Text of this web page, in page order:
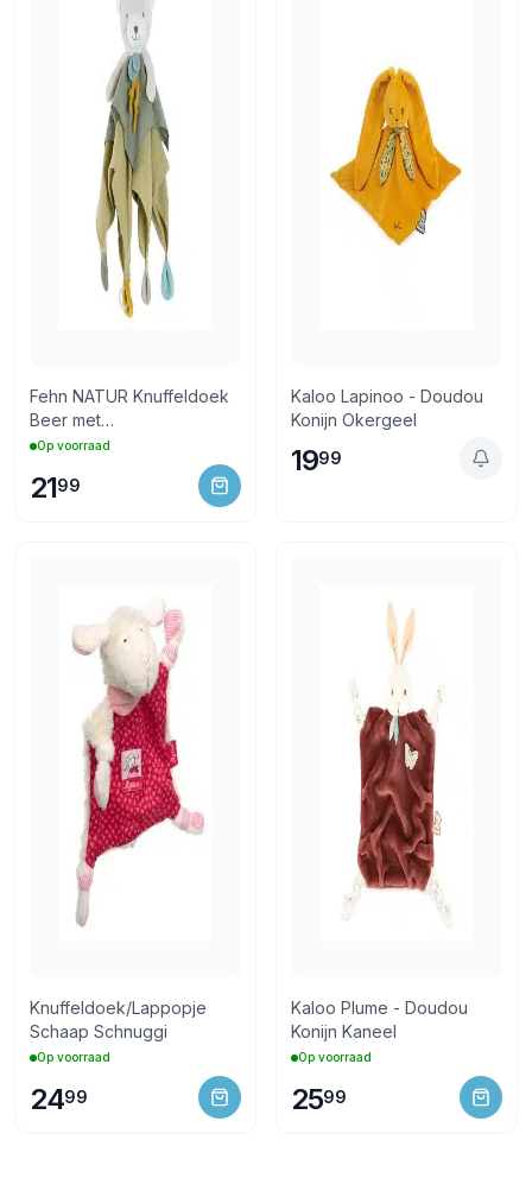
Fehn NATUR Knuffeldoek
Beer met
fopspeenbevestiging
Op voorraad
2199
Kaloo Lapinoo - Doudou
Konijn Okergeel
1999
Knuffeldoek/Lappopje
Schaap Schnuggi
Op voorraad
2499
Kaloo Plume - Doudou
Konijn Kaneel
Op voorraad
2599